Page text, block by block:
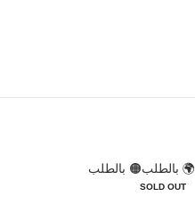
🌍 بالطلب🟠 بالطلب
SOLD OUT